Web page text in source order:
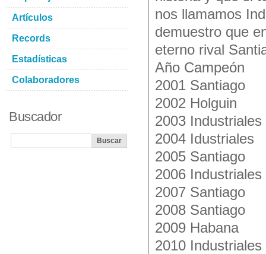
nos llamamos
demuestro que
eterno rival
Año Campeón
2001 Santiago
2002 Holguin
2003 Industriales
2004 Idustriales
2005 Santiago
2006 Industriales
2007 Santiago
2008 Santiago
2009 Habana
2010 Industriales
Artículos
Records
Estadísticas
Colaboradores
Buscador